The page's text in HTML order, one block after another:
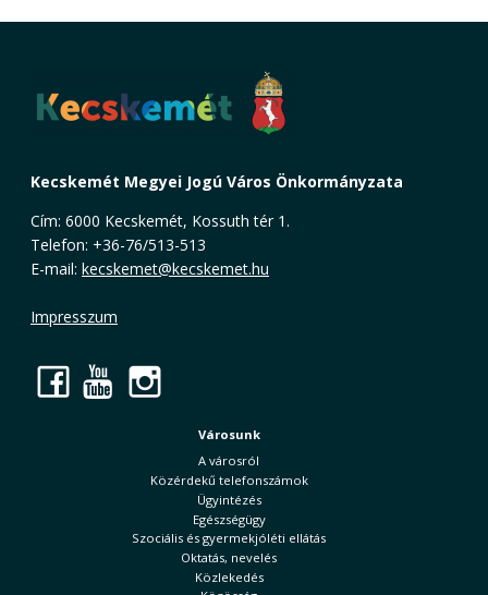
Kecskemét Megyei Jogú Város Önkormányzata
Cím: 6000 Kecskemét, Kossuth tér 1.
Telefon: +36-76/513-513
E-mail: kecskemet@kecskemet.hu
Impresszum
Facebook
YouTube
Városunk
A városról
Közérdekű telefonszámok
Ügyintézés
Egészségügy
Szociális és gyermekjóléti ellátás
Oktatás, nevelés
Közlekedés